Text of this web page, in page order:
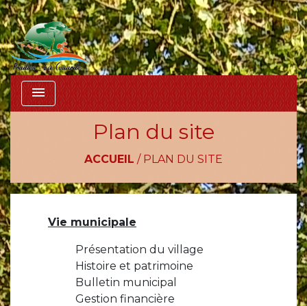
menu
Plan du site
ACCUEIL / PLAN DU SITE
Vie municipale
Présentation du village
Histoire et patrimoine
Bulletin municipal
Gestion financière